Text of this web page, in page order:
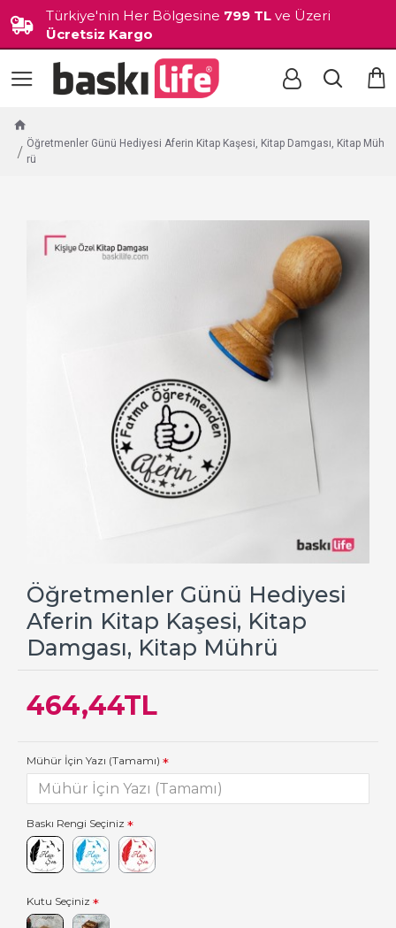
Türkiye'nin Her Bölgesine 799 TL ve Üzeri
Ücretsiz Kargo
Öğretmenler Günü Hediyesi Aferin Kitap Kaşesi, Kitap Damgası, Kitap Müh
rü
Öğretmenler Günü Hediyesi
Aferin Kitap Kaşesi, Kitap
Damgası, Kitap Mührü
464,44TL
Mühür İçin Yazı (Tamamı)
Baskı Rengi Seçiniz
Kutu Seçiniz